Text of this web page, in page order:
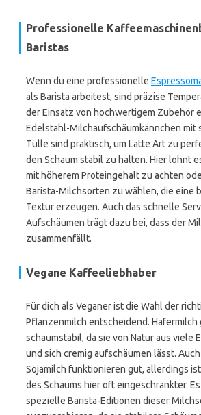
Professionelle
Baristas
Wenn du eine professionelle
als Barista arbeitest, sind präzise
der Einsatz von hochwertigem Zubehör
Edelstahl-Milchaufschäumkännchen
Tülle sind praktisch, um Latte Art zu
den Schaum stabil zu halten. Hier lohnt
mit höherem Proteingehalt zu achten
Barista-Milchsorten zu wählen, die eine
Textur erzeugen. Auch das schnelle
Aufschäumen trägt dazu bei, dass der
zusammenfällt.
Vegane Kaffeeliebhaber
Für dich als Veganer ist die Wahl der
Pflanzenmilch entscheidend. Hafermilch
schaumstabil, da sie von Natur aus viele
und sich cremig aufschäumen lässt.
Sojamilch funktionieren gut, allerdings
des Schaums hier oft eingeschränkter.
spezielle Barista-Editionen dieser